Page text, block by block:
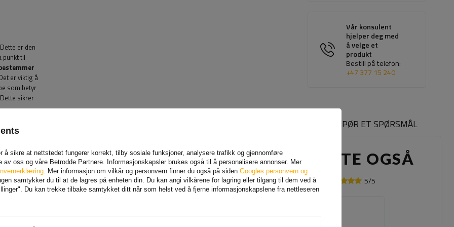
Vår konsulent
hjelper deg med
å velge et
produkt
Bestill på telefon:
+47 377 15 240
SPØR ET SPØRSMÅL
ANDRE KJØPTE OGSÅ
Din mening: 5/5
er den
punkt til
er viktig å
som betyr
sikrer
en kraft tilsvarende 120 kg
, og sikrer den effektivt
som bestemmer klemkraften som kan
Denne parameteren er spesielt viktig når man
som immobiliserer lastennår man bruker standard
å sikre at nettstedet fungerer korrekt, tilby sosiale funksjoner, analysere trafikk og gjennomføre
oss og våre Betrodde Partnere. Informasjonskapsler brukes også til å personalisere annonser. Mer
. Mer informasjon om vilkår og personvern finner du også på siden Googles personvern og
samtykker du til at de lagres på enheten din. Du kan angi vilkårene for lagring eller tilgang til dem ved å
Du kan trekke tilbake samtykket ditt når som helst ved å fjerne informasjonskapslene fra nettleseren